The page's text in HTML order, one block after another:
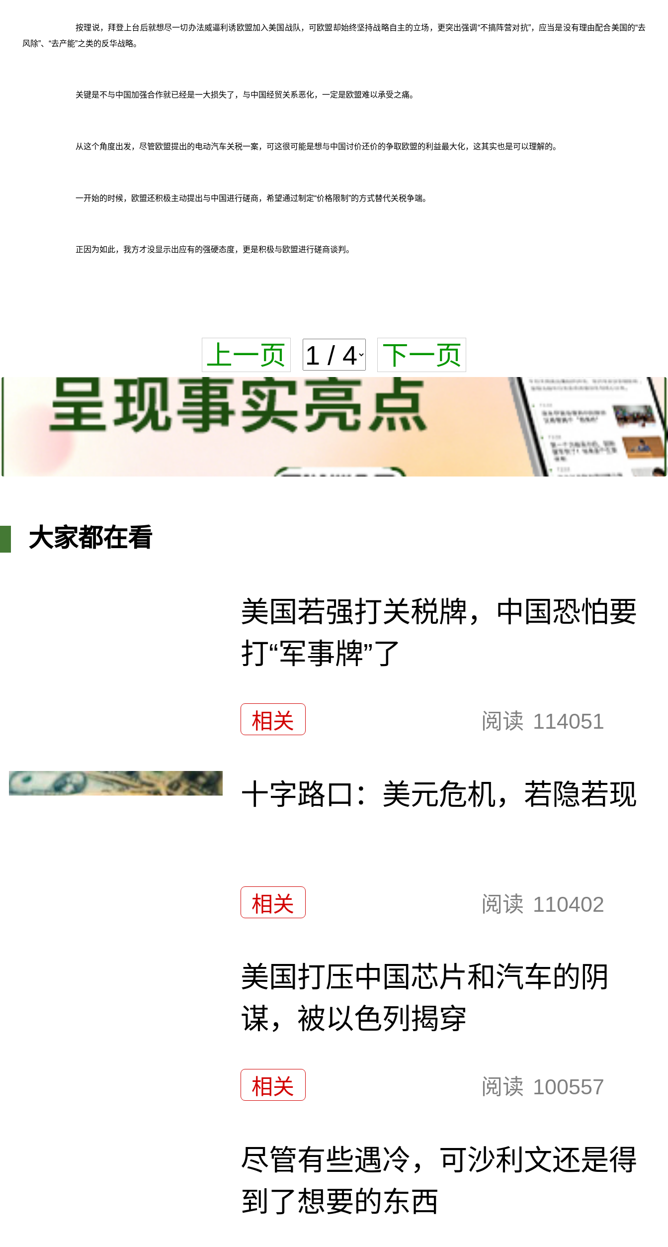
按理说，拜登上台后就想尽一切办法威逼利诱欧盟加入美国战队，可欧盟却始终坚持战略自主的立场，更突出强调“不搞阵营对抗”，应当是没有理由配合美国的“去
风除”、“去产能”之类的反华战略。
关键是不与中国加强合作就已经是一大损失了，与中国经贸关系恶化，一定是欧盟难以承受之痛。
从这个角度出发，尽管欧盟提出的电动汽车关税一案，可这很可能是想与中国讨价还价的争取欧盟的利益最大化，这其实也是可以理解的。
一开始的时候，欧盟还积极主动提出与中国进行磋商，希望通过制定“价格限制”的方式替代关税争端。
正因为如此，我方才没显示出应有的强硬态度，更是积极与欧盟进行磋商谈判。
上一页 下一页
大家都在看
美国若强打关税牌，中国恐怕要
打“军事牌”了
相关 阅读 114051
十字路口：美元危机，若隐若现
相关 阅读 110402
美国打压中国芯片和汽车的阴
谋，被以色列揭穿
相关 阅读 100557
尽管有些遇冷，可沙利文还是得
到了想要的东西